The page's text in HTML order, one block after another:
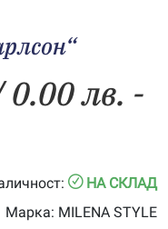
through
лв. -
НА СКЛАД
Марка: MILENA STYLE